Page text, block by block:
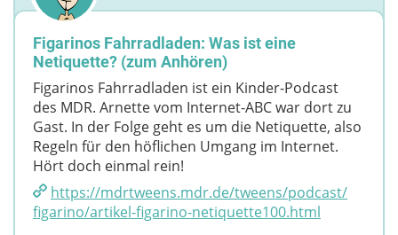
Figarinos Fahrradladen: Was ist eine
Netiquette? (zum Anhören)
Figarinos Fahrradladen ist ein Kinder-Podcast
des MDR. Arnette vom Internet-ABC war dort zu
Gast. In der Folge geht es um die Netiquette, also
Regeln für den höflichen Umgang im Internet.
Hört doch einmal rein!
https://mdrtweens.mdr.de/​tweens/​podcast/​
figarino/​artikel-figarino-netiquette100.html